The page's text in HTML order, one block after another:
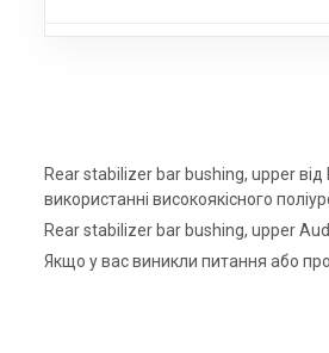
Rear stabilizer bar bushing, upper від
використанні високоякісного
Rear stabilizer bar bushing, upper
Якщо у вас виникли питання або